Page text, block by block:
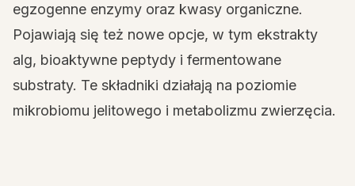
egzogenne enzymy oraz kwasy organiczne.
Pojawiają się też nowe opcje, w tym ekstrakty
alg, bioaktywne peptydy i fermentowane
substraty. Te składniki działają na poziomie
mikrobiomu jelitowego i metabolizmu zwierzęcia.